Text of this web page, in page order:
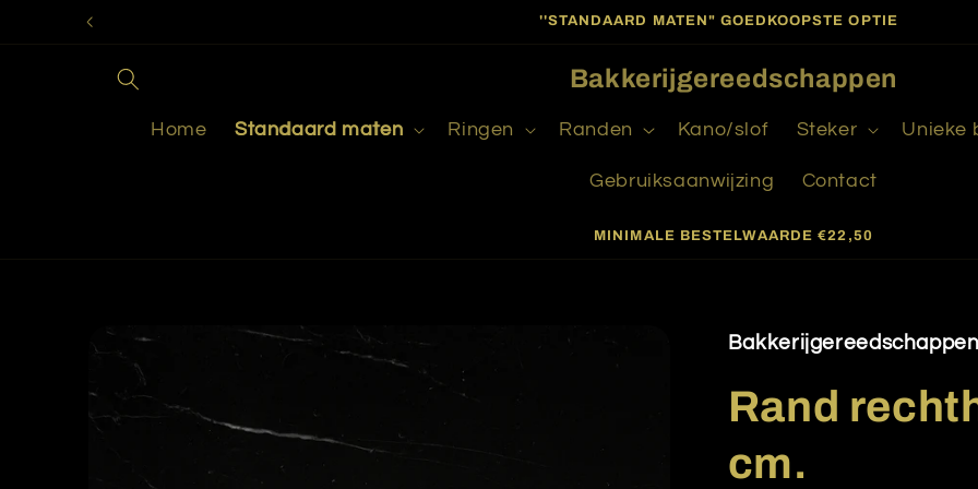
naar de
''STANDAARD MATEN" GOEDKOOPSTE OPTIE
Bakkerijgereedschappen
Home Standaard maten Ringen Randen Kano/slof Steker Unieke
Gebruiksaanwijzing Contact
MINIMALE BESTELWAARDE €22,50
Ga direct naar
productinformatie
Bakkerijgereedschappen
Rand
cm.